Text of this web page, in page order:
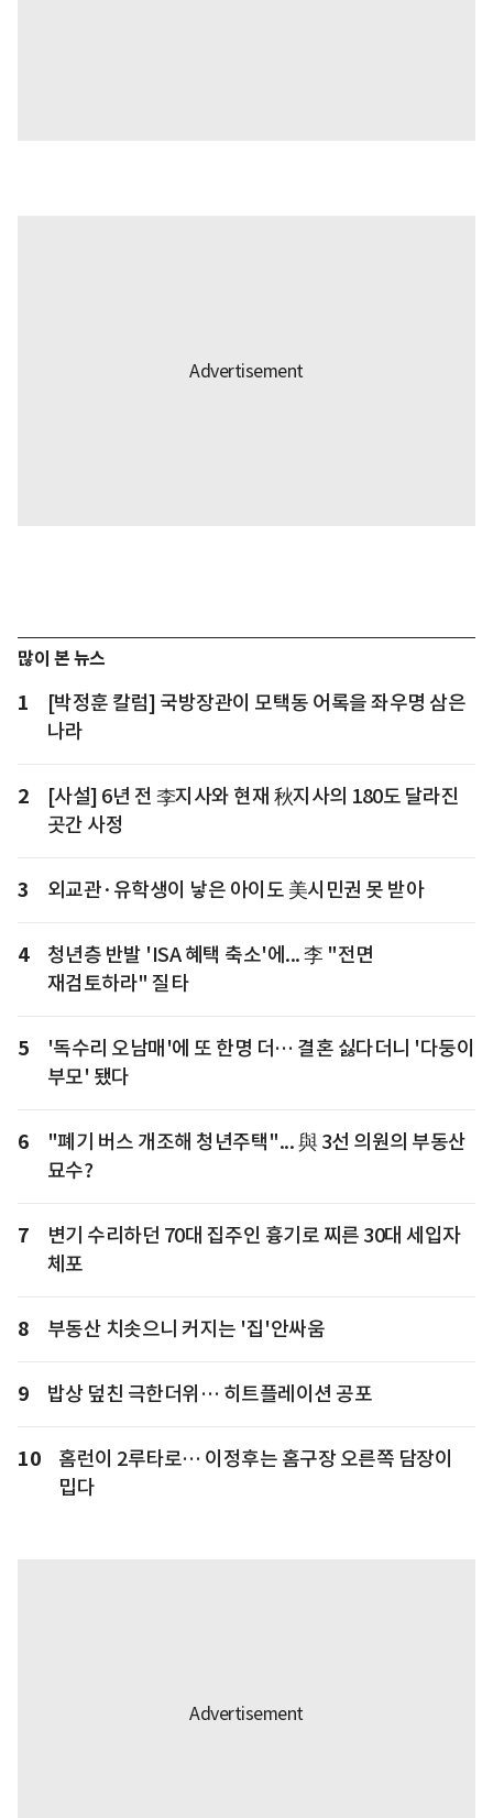
많이 본 뉴스
1
[박정훈 칼럼] 국방장관이 모택동 어록을 좌우명 삼은
나라
2
[사설] 6년 전 李지사와 현재 秋지사의 180도 달라진
곳간 사정
3 외교관·유학생이 낳은 아이도 美시민권 못 받아
4
청년층 반발 'ISA 혜택 축소'에... 李 "전면
재검토하라" 질타
5
'독수리 오남매'에 또 한명 더… 결혼 싫다더니 '다둥이
부모' 됐다
6
"폐기 버스 개조해 청년주택"... 與 3선 의원의 부동산
묘수?
7
변기 수리하던 70대 집주인 흉기로 찌른 30대 세입자
체포
8 부동산 치솟으니 커지는 '집'안싸움
9 밥상 덮친 극한더위… 히트플레이션 공포
10
홈런이 2루타로… 이정후는 홈구장 오른쪽 담장이
밉다